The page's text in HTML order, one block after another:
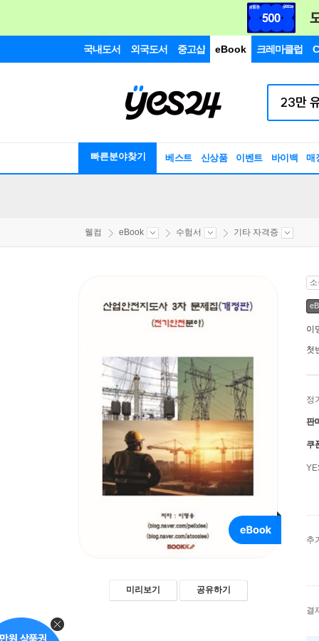
국내도서 외국도서 중고샵 eBook 크레마클럽
빠른분야찾기 베스트 신상품 이벤트 바이백 매
웰컴 eBook 수험서 기타 자격증
미리보기 공유하기
이
첫
정
판
쿠
추
결